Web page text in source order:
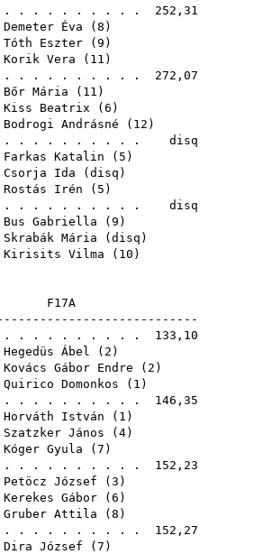
. . . . . . . . . 252,31
Demeter Éva ( 8 )
Tóth Eszter ( 9 )
Korik Vera ( 11 )
. . . . . . . . . 272,07
Bőr Mária ( 11 )
Kiss Beatrix ( 6 )
Bodrogi Andrásné ( 12 )
. . . . . . . . . . disq
Farkas Katalin ( 5 )
Csorja Ida ( disq )
Rostás Irén ( 5 )
. . . . . . . . . . disq
Bus Gabriella ( 9 )
Skrabák Mária ( disq )
Kirisits Vilma ( 10 )
F17A
. . . . . . . . . 133,10
Hegedüs Ábel ( 2 )
Kovács Gábor Endre ( 2 )
Quirico Domonkos ( 1 )
. . . . . . . . . 146,35
Horváth István ( 1 )
Szatzker János ( 4)
Kóger Gyula ( 7 )
. . . . . . . . . 152,23
Petöcz József ( 3 )
Kerekes Gábor ( 6 )
Gruber Attila ( 8 )
. . . . . . . . . 152,27
Dira József ( 7 )